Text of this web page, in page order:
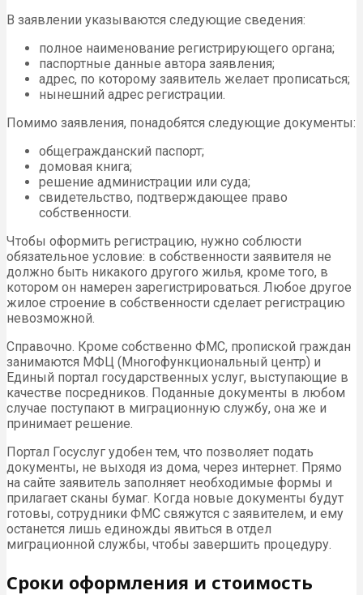
В заявлении указываются следующие сведения:
полное наименование регистрирующего органа;
паспортные данные автора заявления;
адрес, по которому заявитель желает прописаться;
нынешний адрес регистрации.
Помимо заявления, понадобятся следующие документы:
общегражданский паспорт;
домовая книга;
решение администрации или суда;
свидетельство, подтверждающее право
собственности.
Чтобы оформить регистрацию, нужно соблюсти
обязательное условие: в собственности заявителя не
должно быть никакого другого жилья, кроме того, в
котором он намерен зарегистрироваться. Любое другое
жилое строение в собственности сделает регистрацию
невозможной.
Справочно. Кроме собственно ФМС, пропиской граждан
занимаются МФЦ (Многофункциональный центр) и
Единый портал государственных услуг, выступающие в
качестве посредников. Поданные документы в любом
случае поступают в миграционную службу, она же и
принимает решение.
Портал Госуслуг удобен тем, что позволяет подать
документы, не выходя из дома, через интернет. Прямо
на сайте заявитель заполняет необходимые формы и
прилагает сканы бумаг. Когда новые документы будут
готовы, сотрудники ФМС свяжутся с заявителем, и ему
останется лишь единожды явиться в отдел
миграционной службы, чтобы завершить процедуру.
Сроки оформления и стоимость